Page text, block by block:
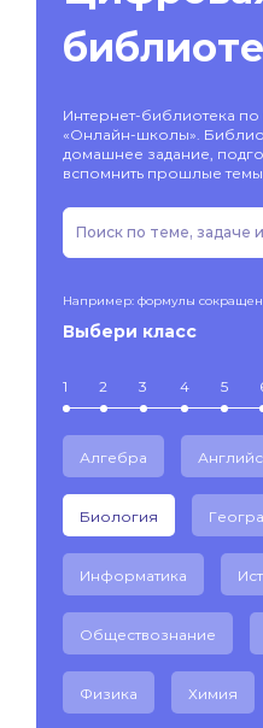
Интернет-библиотека
«Онлайн-школы».
домашнее задание,
вспомнить прошлые темы.
Например: формулы
Выбери класс
1 2 3 4 5
Алгебра
Биология
Информатика
Обществознание
Физика Химия